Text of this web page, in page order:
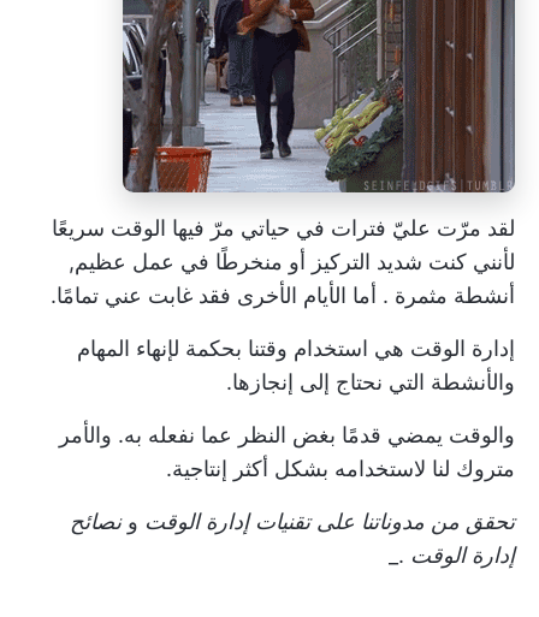
لقد مرّت عليّ فترات في حياتي مرّ فيها الوقت سريعًا
لأنني كنت شديد التركيز أو منخرطًا في عمل عظيم,
أنشطة مثمرة . أما الأيام الأخرى فقد غابت عني تمامًا.
إدارة الوقت هي استخدام وقتنا بحكمة لإنهاء المهام
والأنشطة التي نحتاج إلى إنجازها.
والوقت يمضي قدمًا بغض النظر عما نفعله به. والأمر
متروك لنا لاستخدامه بشكل أكثر إنتاجية.
تحقق من مدوناتنا علىتقنيات إدارة الوقت و نصائح
إدارة الوقت ._